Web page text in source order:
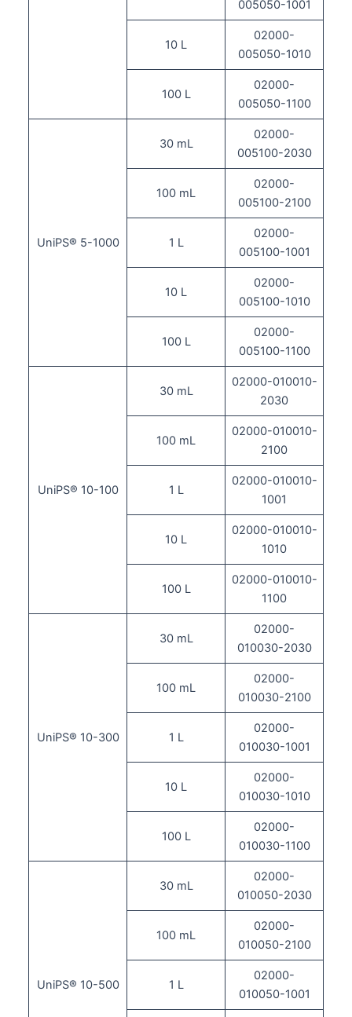
005050-1001
10 L
02000-
005050-1010
100 L
02000-
005050-1100
UniPS® 5-1000
30 mL
02000-
005100-2030
100 mL
02000-
005100-2100
1 L
02000-
005100-1001
10 L
02000-
005100-1010
100 L
02000-
005100-1100
UniPS® 10-100
30 mL
02000-010010-
2030
100 mL
02000-010010-
2100
1 L
02000-010010-
1001
10 L
02000-010010-
1010
100 L
02000-010010-
1100
UniPS® 10-300
30 mL
02000-
010030-2030
100 mL
02000-
010030-2100
1 L
02000-
010030-1001
10 L
02000-
010030-1010
100 L
02000-
010030-1100
UniPS® 10-500
30 mL
02000-
010050-2030
100 mL
02000-
010050-2100
1 L
02000-
010050-1001